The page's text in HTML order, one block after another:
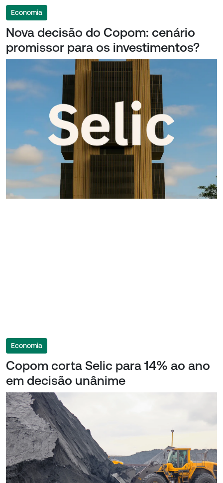
Economia
Nova decisão do Copom: cenário
promissor para os investimentos?
Economia
Copom corta Selic para 14% ao ano
em decisão unânime